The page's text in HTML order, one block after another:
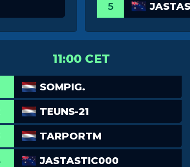
5
11:00 CET
SOMPIG.
TEUNS-21
TARPORTM
JASTASTIC000